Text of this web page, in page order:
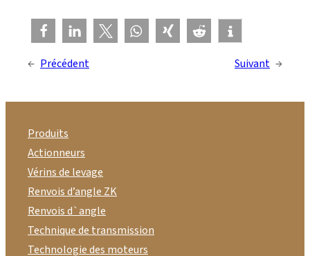
← Précédent Suivant →
Produits
Actionneurs
Vérins de levage
Renvois d’angle ZK
Renvois d`angle
Technique de transmission
Technologie des moteurs